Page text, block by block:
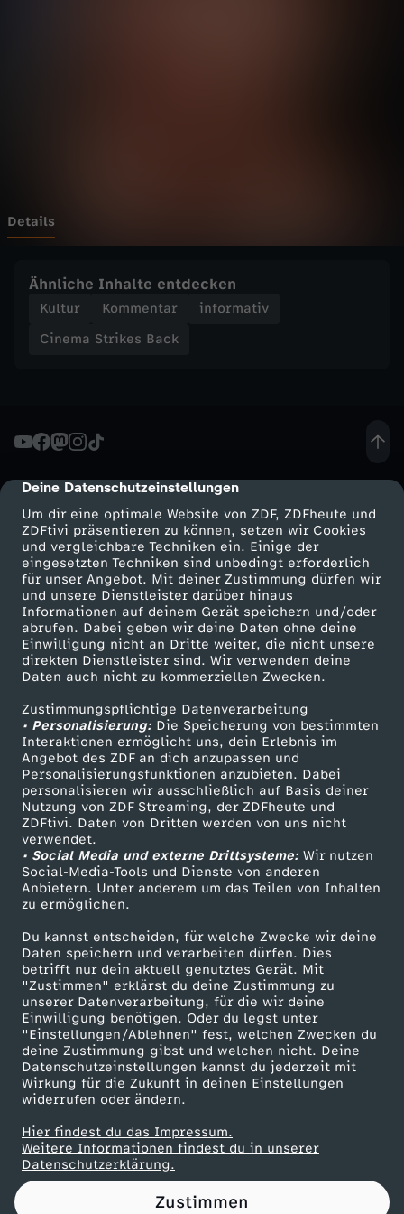
cmp-dialog-description
Deine Datenschutzeinstellungen
Um dir eine optimale Website von ZDF, ZDFheute und
ZDFtivi präsentieren zu können, setzen wir Cookies
und vergleichbare Techniken ein. Einige der
eingesetzten Techniken sind unbedingt erforderlich
für unser Angebot. Mit deiner Zustimmung dürfen wir
und unsere Dienstleister darüber hinaus
Informationen auf deinem Gerät speichern und/oder
abrufen. Dabei geben wir deine Daten ohne deine
Einwilligung nicht an Dritte weiter, die nicht unsere
direkten Dienstleister sind. Wir verwenden deine
Daten auch nicht zu kommerziellen Zwecken.
Zustimmungspflichtige Datenverarbeitung
• Personalisierung:Die Speicherung von bestimmten
Interaktionen ermöglicht uns, dein Erlebnis im
Angebot des ZDF an dich anzupassen und
Personalisierungsfunktionen anzubieten. Dabei
personalisieren wir ausschließlich auf Basis deiner
Nutzung von ZDF Streaming, der ZDFheute und
ZDFtivi. Daten von Dritten werden von uns nicht
verwendet.
• Social Media und externe Drittsysteme:Wir nutzen
Social-Media-Tools und Dienste von anderen
Anbietern. Unter anderem um das Teilen von Inhalten
zu ermöglichen.
Du kannst entscheiden, für welche Zwecke wir deine
Daten speichern und verarbeiten dürfen. Dies
betrifft nur dein aktuell genutztes Gerät. Mit
"Zustimmen" erklärst du deine Zustimmung zu
unserer Datenverarbeitung, für die wir deine
Einwilligung benötigen. Oder du legst unter
"Einstellungen/Ablehnen" fest, welchen Zwecken du
deine Zustimmung gibst und welchen nicht. Deine
Datenschutzeinstellungen kannst du jederzeit mit
Wirkung für die Zukunft in deinen Einstellungen
widerrufen oder ändern.
Hier findest du das Impressum.
Weitere Informationen findest du in unserer
Datenschutzerklärung.
Zustimmen
s
B
a
-
W
e
r
i
s
t
d
e
r
I
M
P
O
S
T
E
R
Details
Ähnliche Inhalte entdecken
Kultur Kommentar
informativ
Cinema Strikes Back
Mehr ZDF
ZDF-Apps
Smart TV
ZDFtext
Livestreams
Sendungen A-Z
TV-Programm
Service
ZDFmitreden
Kontakt zum ZDF
Tickets
Zuschauerservice
Hilfe
ZDF Unternehmen
Karriere
ZDF goes Schule
Werbefernsehen
Mainzelmännchen
Partner